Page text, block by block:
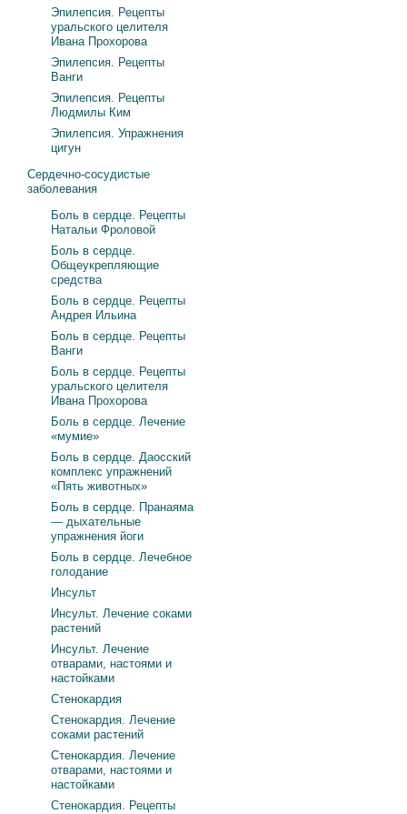
Эпилепсия. Рецепты
уральского целителя
Ивана Прохорова
Эпилепсия. Рецепты
Ванги
Эпилепсия. Рецепты
Людмилы Ким
Эпилепсия. Упражнения
цигун
Сердечно-сосудистые
заболевания
Боль в сердце. Рецепты
Натальи Фроловой
Боль в сердце.
Общеукрепляющие
средства
Боль в сердце. Рецепты
Андрея Ильина
Боль в сердце. Рецепты
Ванги
Боль в сердце. Рецепты
уральского целителя
Ивана Прохорова
Боль в сердце. Лечение
«мумие»
Боль в сердце. Даосский
комплекс упражнений
«Пять животных»
Боль в сердце. Пранаяма
— дыхательные
упражнения йоги
Боль в сердце. Лечебное
голодание
Инсульт
Инсульт. Лечение соками
растений
Инсульт. Лечение
отварами, настоями и
настойками
Стенокардия
Стенокардия. Лечение
соками растений
Стенокардия. Лечение
отварами, настоями и
настойками
Стенокардия. Рецепты